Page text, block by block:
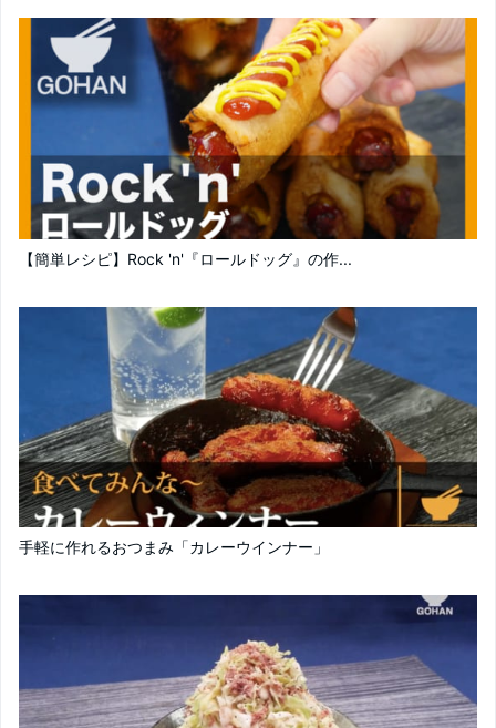
【簡単レシピ】Rock 'n'『ロールドッグ』の作...
手軽に作れるおつまみ「カレーウインナー」